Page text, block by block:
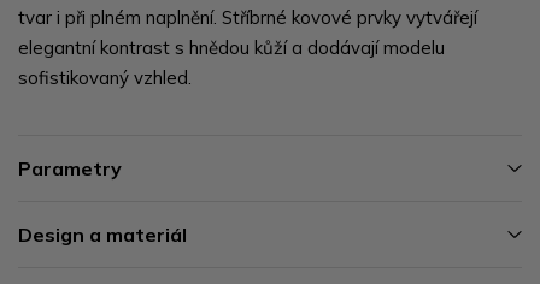
tvar i při plném naplnění. Stříbrné kovové prvky vytvářejí
elegantníkontrast s hnědou kůží a dodávajímodelu
sofistikovaný vzhled.
Parametry
Design a materiál